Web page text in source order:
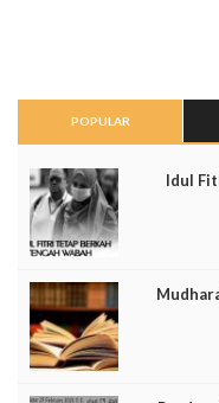
POPULAR
Idul